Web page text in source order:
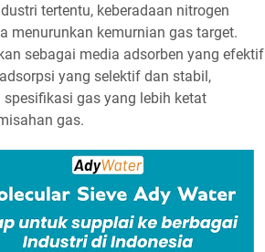
tertentu, keberadaan nitrogen
menurunkan kemurnian gas target.
sebagai media adsorben yang efektif
yang selektif dan stabil,
gas yang lebih ketat
gas.